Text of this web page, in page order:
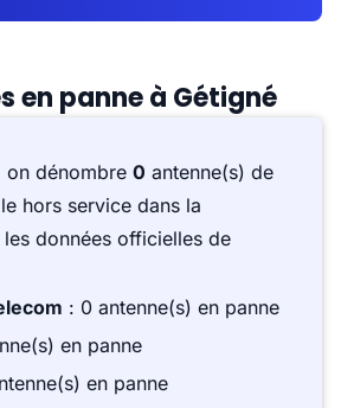
en panne à Gétigné
dénombre 0 antenne(s) de
hors service dans la
données officielles de
: 0 antenne(s) en panne
en panne
en panne